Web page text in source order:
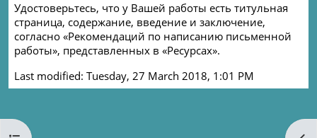
Удостоверьтесь, что у Вашей работы есть титульная
страница, содержание, введение и заключение,
согласно «Рекомендаций по написанию письменной
работы», представленных в «Ресурсах».
Last modified: Tuesday, 27 March 2018, 1:01 PM